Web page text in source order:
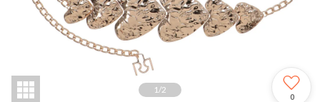
1 /2
0